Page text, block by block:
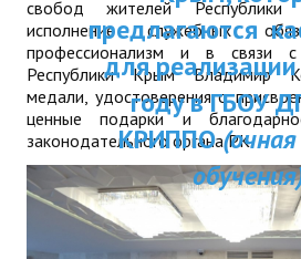
ДПО
Профессиональная переподготовка
Повышение квалификации
КОНТАКТЫ
ДПП
предлагаются
для
году в ГБОУ
КРИППО
свобод жителей Республики
исполнение служебных
профессионализм и в связи
Республики Крым Владимир
медали, удостоверения о
ценные подарки и
законодательного органа РК.